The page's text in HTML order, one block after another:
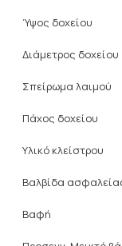
Ύψος δοχείου
Διάμετρος δοχείου
Σπείρωμα λαιμού
Πάχος δοχείου
Υλικό κλείστρου
Βαλβίδα
Βαφή